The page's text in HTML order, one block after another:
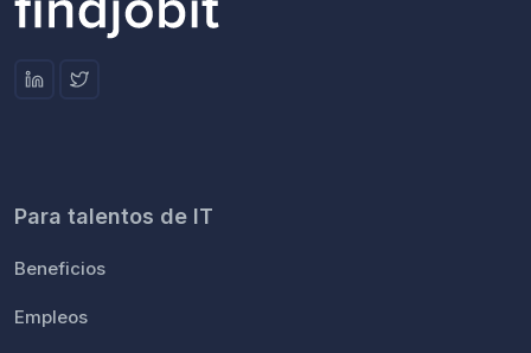
Para talentos de IT
Beneficios
Empleos